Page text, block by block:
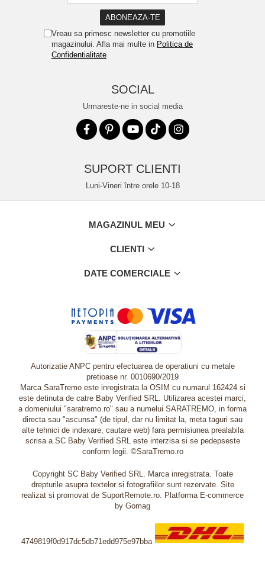
Vreau sa primesc newsletter cu promotiile
magazinului. Afla mai multe in Politica de
Confidentialitate
SOCIAL
Urmareste-ne in social media
SUPORT CLIENTI
Luni-Vineri între orele 10-18
MAGAZINUL MEU
CLIENTI
DATE COMERCIALE
Autorizatie ANPC pentru efectuarea de operatiuni cu metale
pretioase nr. 0010690/2019
Marca SaraTremo este inregistrata la OSIM cu numarul 162424 si
este detinuta de catre Baby Verified SRL. Utilizarea acestei marci,
a domeniului "saratremo.ro" sau a numelui SARATREMO, in forma
directa sau "ascunsa" (de tipul, dar nu limitat la, meta taguri sau
alte tehnici de indexare, cautare web) fara permisiunea prealabila
scrisa a SC Baby Verified SRL este interzisa si se pedepseste
conform legii. ©SaraTremo.ro
Copyright SC Baby Verified SRL. Marca inregistrata. Toate
drepturile asupra textelor si fotografiilor sunt rezervate. Site
realizat si promovat de SuportRemote.ro. Platforma E-commerce
by Gomag
4749819f0d917dc5db71edd975e97bba